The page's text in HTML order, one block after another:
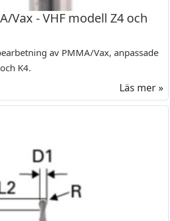
Vax - VHF modell Z4 och
av PMMA/Vax, anpassade
K4.
Läs mer »